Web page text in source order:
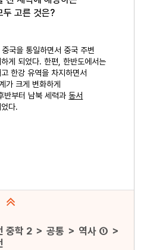
리보기
중학 2 ＞ 공통 ＞ 역사 ① ＞